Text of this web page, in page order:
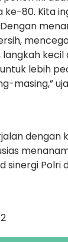
ke-80. Kita
kecil
lebih
masing,”
dengan
sinergi